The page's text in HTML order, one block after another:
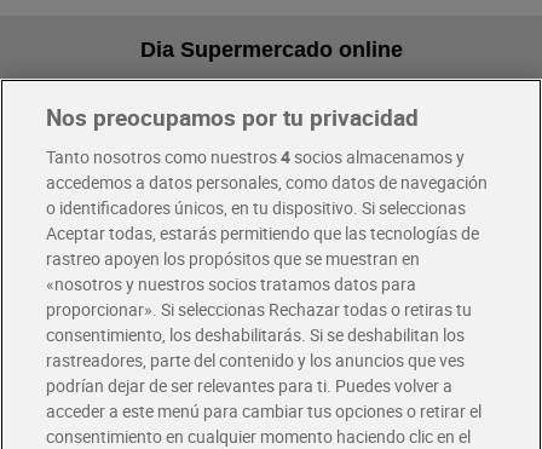
Dia Supermercado online
Pide hoy, recibe hoy
Envío gratis por compras superiores a 100€
Envío estandar por 4,99€
Glovo y Uber Eats
Solicita tu factura de Glovo o Uber Eats
Únete al CLUB Dia
Disfruta las ventajas y ofertas exclusivas.
Descárgate la APP Dia
Nos preocupamos por tu privacidad
Tanto nosotros como nuestros4socios almacenamos y
accedemos a datos personales, como datos de navegación
o identificadores únicos, en tu dispositivo. Si seleccionas
Aceptar todas, estarás permitiendo que las tecnologías de
rastreo apoyen los propósitos que se muestran en
«nosotros y nuestros socios tratamos datos para
proporcionar». Si seleccionas Rechazar todas o retiras tu
consentimiento, los deshabilitarás. Si se deshabilitan los
rastreadores, parte del contenido y los anuncios que ves
podrían dejar de ser relevantes para ti. Puedes volver a
acceder a este menú para cambiar tus opciones o retirar el
consentimiento en cualquier momento haciendo clic en el